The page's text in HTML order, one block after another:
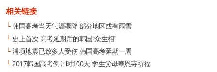
相关链接
└韩国高考当天气温骤降 部分地区或有雨雪
└史上首次 高考延期后的韩国“众生相”
└浦项地震已致多人受伤 韩国高考延期一周
└2017韩国高考倒计时100天 学生父母奉恩寺祈福